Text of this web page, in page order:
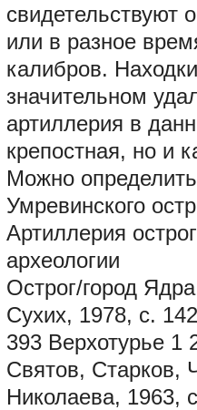
свидетельствуют
или в разное
калибров.
значительном
артиллерия в
крепостная, но и
Можно
Умревинского
Артиллерия
археологии
Острог/город
Сухих, 1978, с.
393 Верхотурье 1
Святов, Старков,
Николаева, 1963,